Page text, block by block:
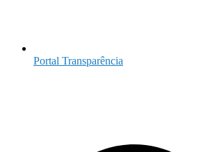
Portal Transparência